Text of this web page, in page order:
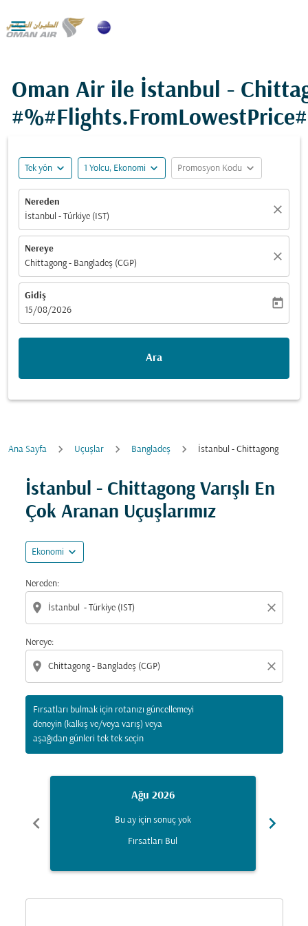

Oman Air ile İstanbul -
Tek yön expand_more 1 Yolcu, Ekonomi expand_more Promosyon Kodu expand_more
Nereden
İstanbul - Türkiye (IST)
close
Nereye
Chittagong - Bangladeş (CGP)
close
Gidiş
fc-booking-departure-date-aria-label
15/08/2026
today
Ara
Ana Sayfa Uçuşlar Bangladeş İstanbul - Chittagong
İstanbul - Chittagong Varışlı En
Çok Aranan Uçuşlarımız
Ekonomi expand_more
Nereden:
location_on close
Nereye:
location_on close
Fırsatları bulmak için rotanızı güncellemeyi
deneyin (kalkış ve/veya varış) veya
aşağıdan günleri tek tek seçin
Fırsatları bulmak için rotanızı güncellemeyi deneyin
chevron_left
Ağu 2026
Bu ay için sonuç yok
Fırsatları Bul
chevron_right